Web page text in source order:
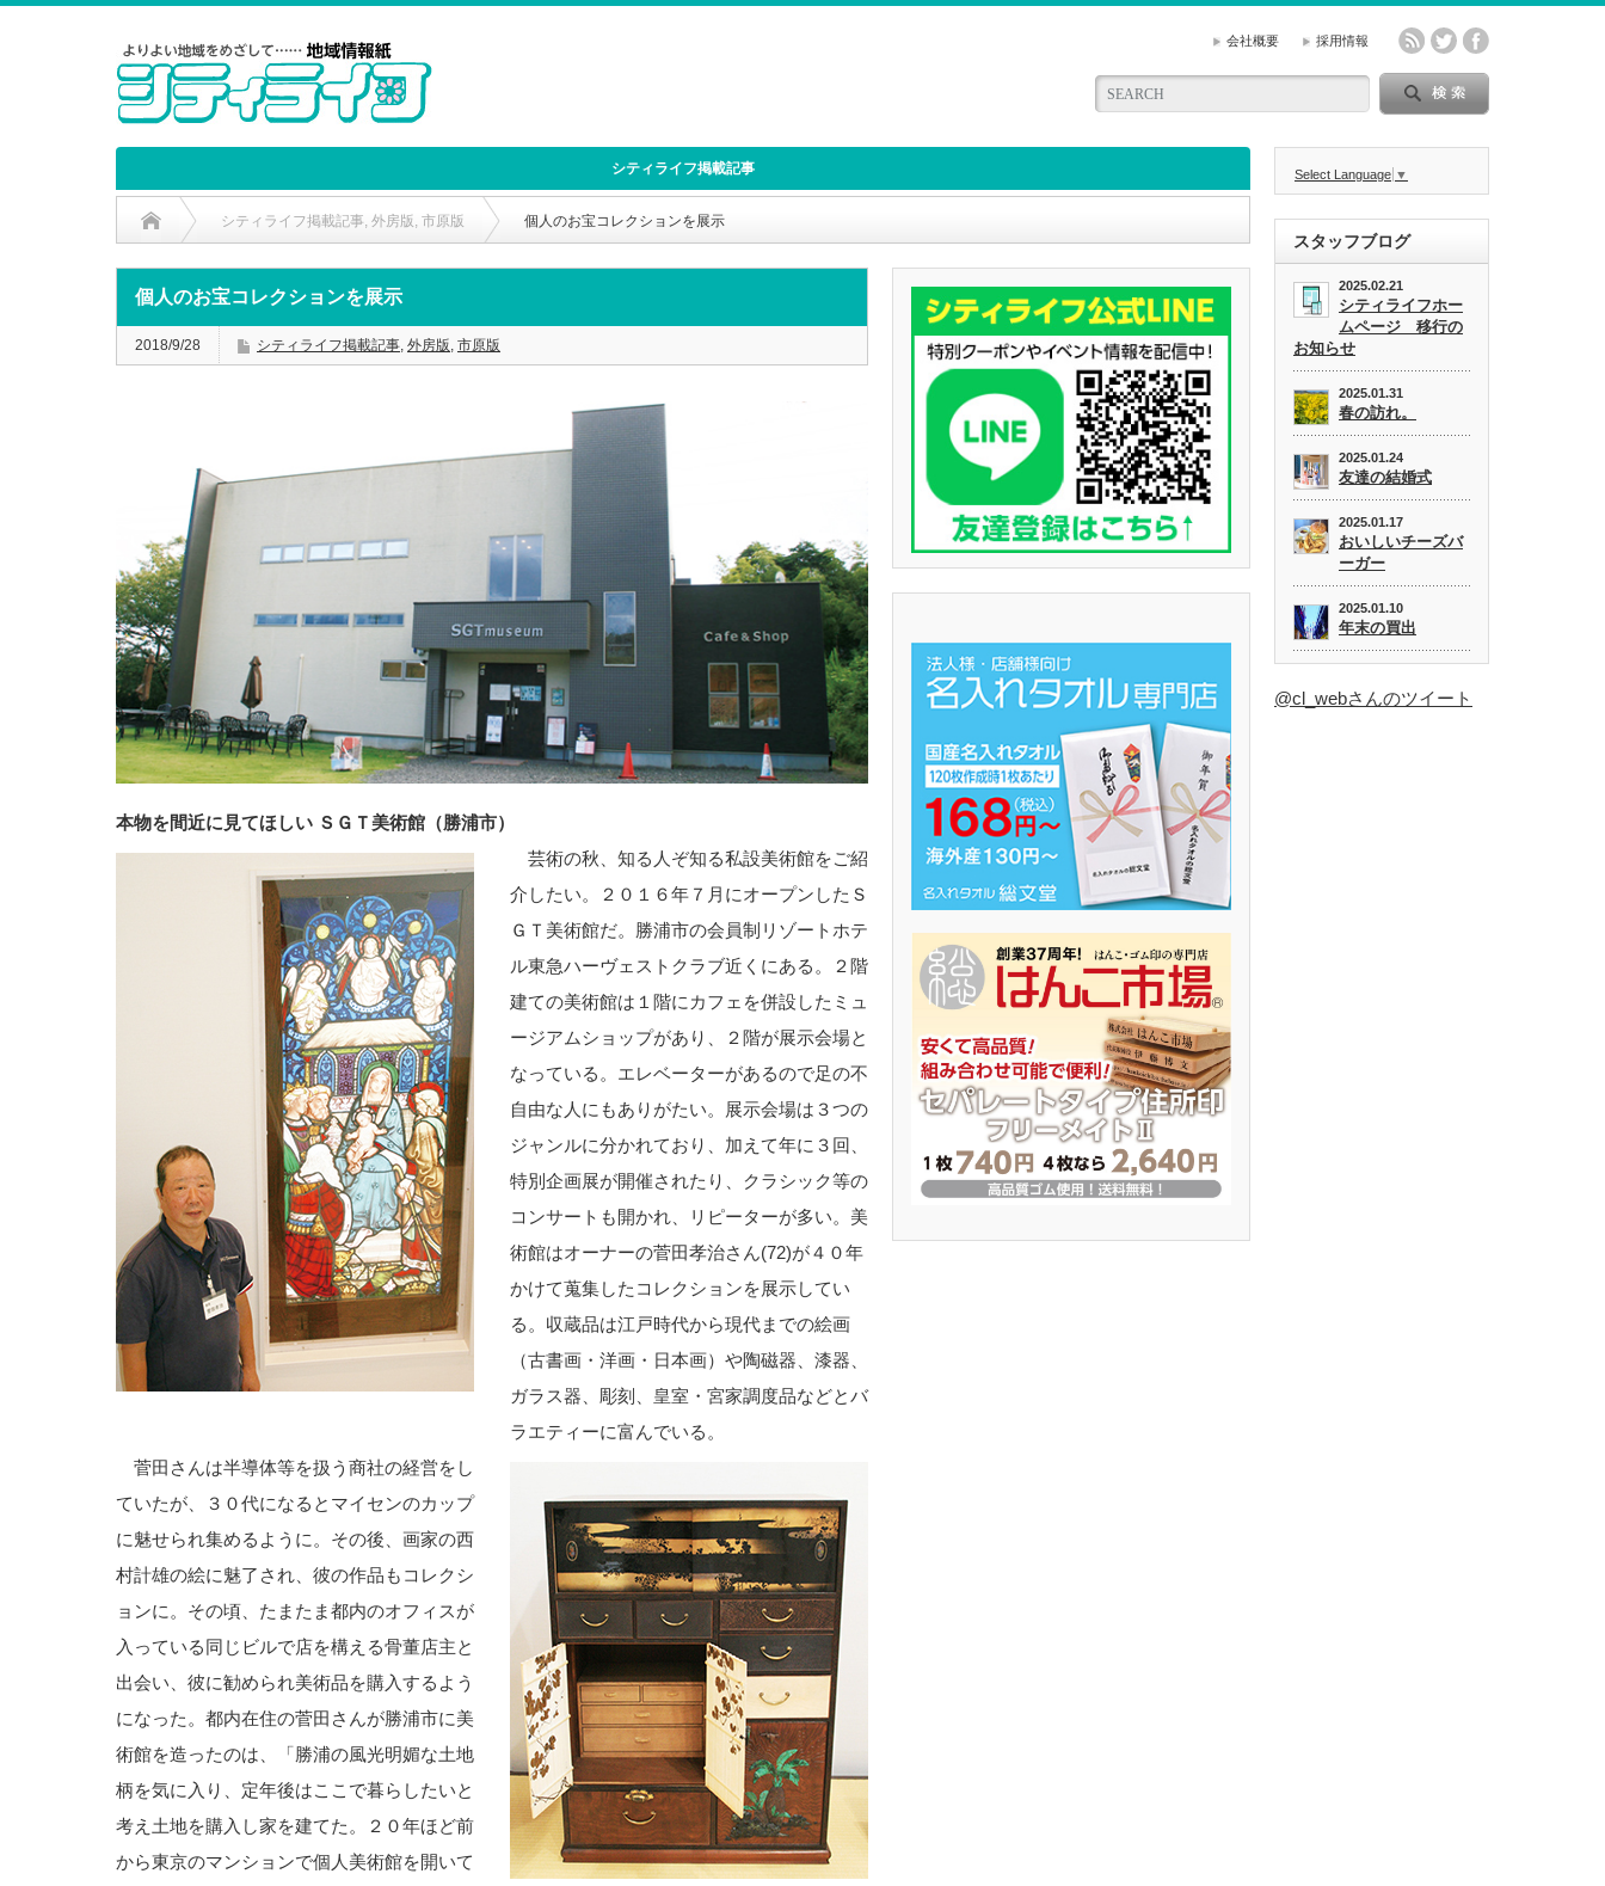
会社概要 採用情報
シティライフ掲載記事
シティライフ掲載記事, 外房版 , 市原版 個人のお宝コレクションを展示
個人のお宝コレクションを展示
2018/9/28 シティライフ掲載記事, 外房版, 市原版
本物を間近に見てほしい ＳＧＴ美術館（勝浦市）
芸術の秋、知る人ぞ知る私設美術館をご紹
介したい。２０１６年７月にオープンしたＳ
ＧＴ美術館だ。勝浦市の会員制リゾートホテ
ル東急ハーヴェストクラブ近くにある。２階
建ての美術館は１階にカフェを併設したミュ
ージアムショップがあり、２階が展示会場と
なっている。エレベーターがあるので足の不
自由な人にもありがたい。展示会場は３つの
ジャンルに分かれており、加えて年に３回、
特別企画展が開催されたり、クラシック等の
コンサートも開かれ、リピーターが多い。美
術館はオーナーの菅田孝治さん(72)が４０年
かけて蒐集したコレクションを展示してい
る。収蔵品は江戸時代から現代までの絵画
（古書画・洋画・日本画）や陶磁器、漆器、
ガラス器、彫刻、皇室・宮家調度品などとバ
ラエティーに富んでいる。
菅田さんは半導体等を扱う商社の経営をし
ていたが、３０代になるとマイセンのカップ
に魅せられ集めるように。その後、画家の西
村計雄の絵に魅了され、彼の作品もコレクシ
ョンに。その頃、たまたま都内のオフィスが
入っている同じビルで店を構える骨董店主と
出会い、彼に勧められ美術品を購入するよう
になった。都内在住の菅田さんが勝浦市に美
術館を造ったのは、「勝浦の風光明媚な土地
柄を気に入り、定年後はここで暮らしたいと
考え土地を購入し家を建てた。２０年ほど前
から東京のマンションで個人美術館を開いて
Select Language ▼
スタッフブログ
2025.02.21
シティライフホー
ムページ 移行の
お知らせ
2025.01.31
春の訪れ。
2025.01.24
友達の結婚式
2025.01.17
おいしいチーズバ
ーガー
2025.01.10
年末の買出
@cl_webさんのツイート